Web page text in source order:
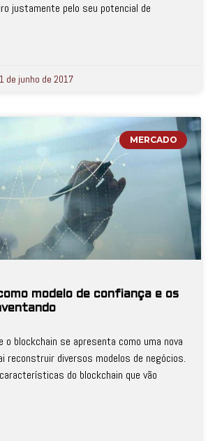
justamente pelo seu potencial de
1 de junho de 2017
MERCADO
modelo de confiança e os
o blockchain se apresenta como uma nova
reconstruir diversos modelos de negócios.
do blockchain que vão